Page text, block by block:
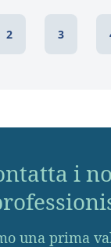
2 3
i
una prima